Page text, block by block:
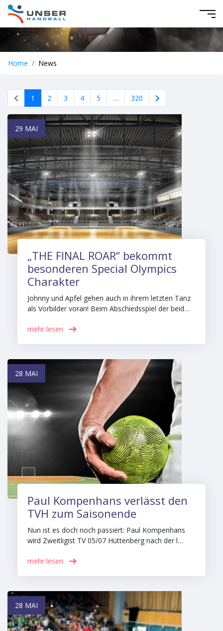
Home News
1 2 3 4 5 … 320
29 MAI
„THE FINAL ROAR“ bekommt
besonderen Special Olympics
Charakter
Johnny und Apfel gehen auch in ihrem letzten Tanz
als Vorbilder voran! Beim Abschiedsspiel der beid…
mehr lesen
28 MAI
Paul Kompenhans verlässt den
TVH zum Saisonende
Nun ist es doch noch passiert: Paul Kompenhans
wird Zweitligist TV 05/07 Hüttenberg nach der l…
mehr lesen
28 MAI